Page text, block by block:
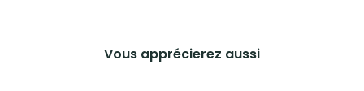
Vous apprécierez aussi